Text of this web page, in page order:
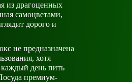
из драгоценных
самоцветами,
дорого и
не предназначена
хотя
день пить
премиум-